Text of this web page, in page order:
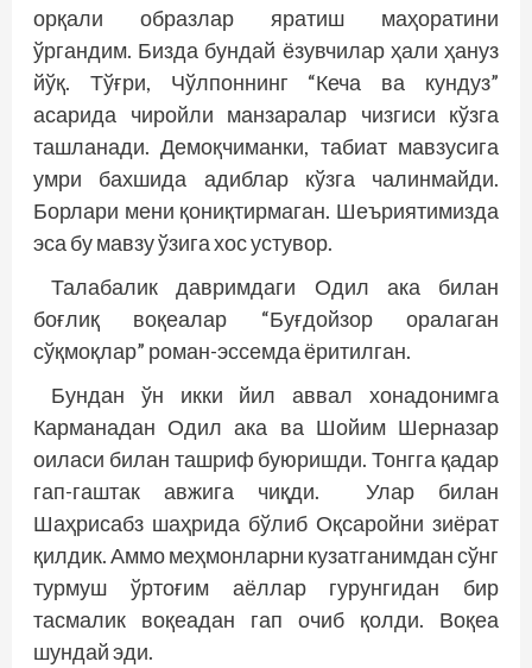
орқали образлар яратиш маҳоратини
ўргандим. Бизда бундай ёзувчилар ҳали ҳануз
йўқ. Тўғри, Чўлпоннинг “Кеча ва кундуз”
асарида чиройли манзаралар чизгиси кўзга
ташланади. Демоқчиманки, табиат мавзусига
умри бахшида адиблар кўзга чалинмайди.
Борлари мени қониқтирмаган. Шеъриятимизда
эса бу мавзу ўзига хос устувор.
Талабалик давримдаги Одил ака билан
боғлиқ воқеалар “Буғдойзор оралаган
сўқмоқлар” роман-эссемда ёритилган.
Бундан ўн икки йил аввал хонадонимга
Карманадан Одил ака ва Шойим Шерназар
оиласи билан ташриф буюришди. Тонгга қадар
гап-гаштак авжига чиқди. Улар билан
Шаҳрисабз шаҳрида бўлиб Оқсаройни зиёрат
қилдик. Аммо меҳмонларни кузатганимдан сўнг
турмуш ўртоғим аёллар гурунгидан бир
тасмалик воқеадан гап очиб қолди. Воқеа
шундай эди.